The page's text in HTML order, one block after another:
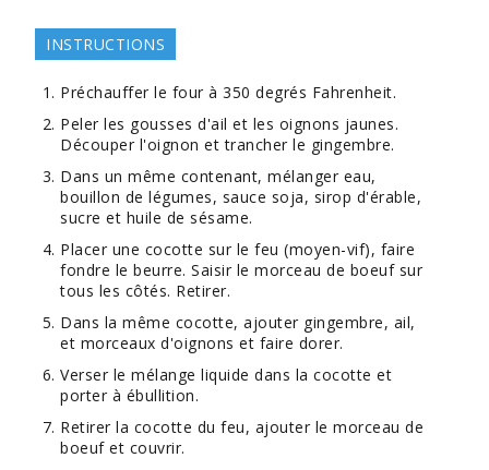
INSTRUCTIONS
Préchauffer le four à 350 degrés Fahrenheit.
Peler les gousses d'ail et les oignons jaunes.
Découper l'oignon et trancher le gingembre.
Dans un même contenant, mélanger eau,
bouillon de légumes, sauce soja, sirop d'érable,
sucre et huile de sésame.
Placer une cocotte sur le feu (moyen-vif), faire
fondre le beurre. Saisir le morceau de boeuf sur
tous les côtés. Retirer.
Dans la même cocotte, ajouter gingembre, ail,
et morceaux d'oignons et faire dorer.
Verser le mélange liquide dans la cocotte et
porter à ébullition.
Retirer la cocotte du feu, ajouter le morceau de
boeuf et couvrir.